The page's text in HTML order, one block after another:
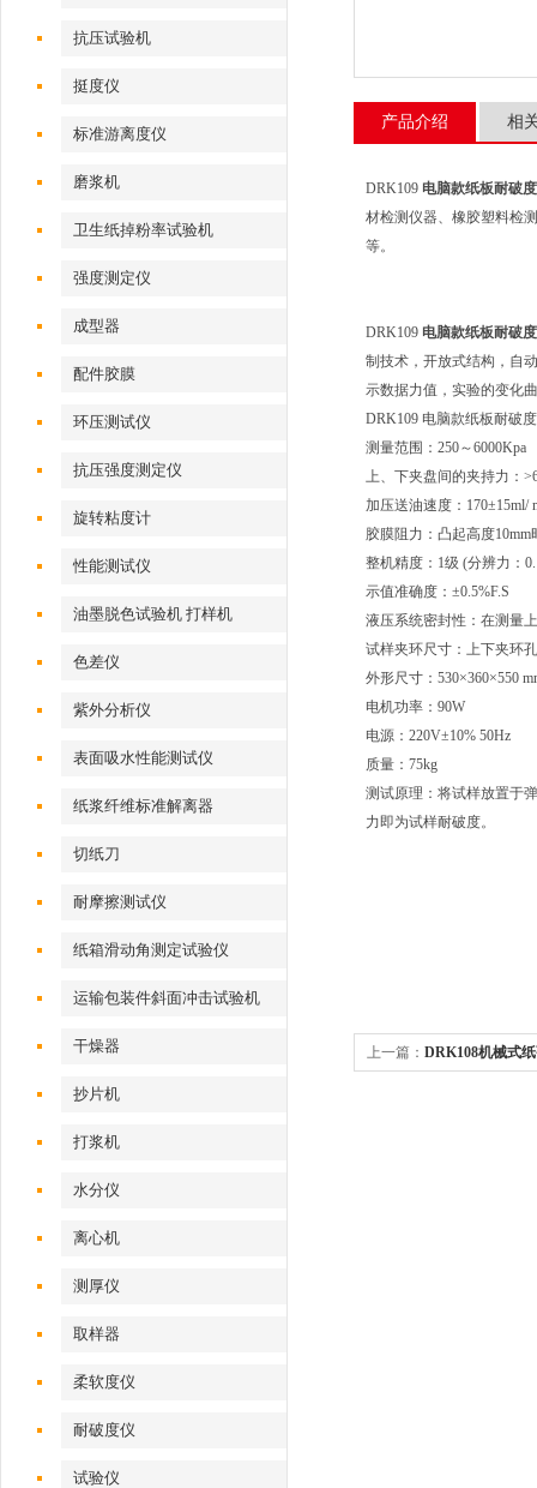
抗压试验机
挺度仪
标准游离度仪
磨浆机
卫生纸掉粉率试验机
强度测定仪
成型器
配件胶膜
环压测试仪
抗压强度测定仪
旋转粘度计
性能测试仪
油墨脱色试验机 打样机
色差仪
紫外分析仪
表面吸水性能测试仪
纸浆纤维标准解离器
切纸刀
耐摩擦测试仪
纸箱滑动角测定试验仪
运输包装件斜面冲击试验机
干燥器
抄片机
打浆机
水分仪
离心机
测厚仪
取样器
柔软度仪
耐破度仪
试验仪
产品介绍 相
DRK109 电脑款纸板耐破
材检测仪器、橡胶塑料检
等。
DRK109 电脑款纸板耐破
制技术，开放式结构，自
示数据力值，实验的变化
DRK109 电脑款纸板耐破
测量范围：250～6000Kpa
上、下夹盘间的夹持力：
加压送油速度：170±15ml/
胶膜阻力：凸起高度10mm
整机精度：1级 (分辨力：
示值准确度：±0.5%F.S
液压系统密封性：在测量
试样夹环尺寸：上下夹环
外形尺寸：530×360×550
电机功率：90W
电源：220V±10% 50Hz
质量：75kg
测试原理：将试样放置于
力即为试样耐破度。
上一篇： DRK108机械式